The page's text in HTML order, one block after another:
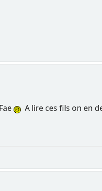
A lire ces fils on en